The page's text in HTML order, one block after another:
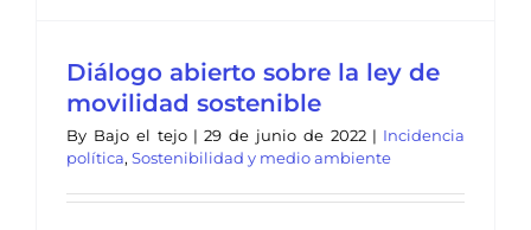
Diálogo abierto sobre la ley de
movilidad sostenible
By Bajo el tejo | 29 de junio de 2022 | Incidencia
política, Sostenibilidad y medio ambiente